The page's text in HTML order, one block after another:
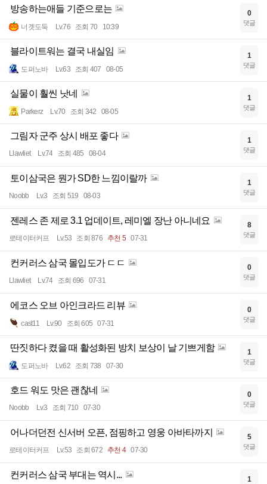
방송하는애들 기준으로는
너겟도둑 Lv.76 조회 70 10:39
0
댓글
블라이트워는 결국 내실임
도퍼노바 Lv.63 조회 407 08-05
1
댓글
실물이 훨씬 낫네
Parkerz Lv.70 조회 342 08-05
1
댓글
그림자 군주 상시 배포 좋다
Llawliet Lv.74 조회 485 08-04
1
댓글
토이삼국은 뭔가 SD한 느낌이랄까
Noobb Lv.3 조회 519 08-03
1
댓글
젠레스 존 제로 3.1 업데이트, 레미엘 장난 아니네요
로테이터커프 Lv.53 조회 876 추천 5 07-31
8
댓글
컨커러스 삼국 몰입도가 ㄷㄷ
Llawliet Lv.74 조회 696 07-31
0
댓글
에코스 오브 아인크라드 리뷰
cast11 Lv.90 조회 605 07-31
0
댓글
딴짓하다 켰을 때 활성화된 방치 보상이 날 기쁘게함
도퍼노바 Lv.62 조회 738 07-30
1
댓글
호드 워도 맛은 괜찮네
Noobb Lv.3 조회 710 07-30
0
댓글
어나더던전 신서버 오픈, 점핑하고 영웅 아바타까지
로테이터커프 Lv.53 조회 672 추천 4 07-30
5
댓글
컨커러스 삼국 부대는 역시... 1